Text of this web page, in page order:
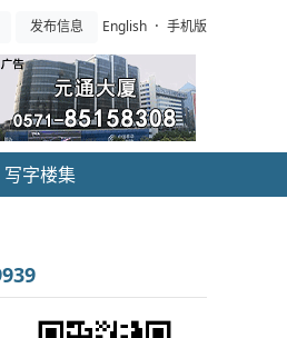
发布信息 English · 手机版
写字楼集